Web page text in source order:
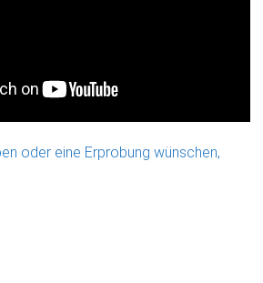
oder eine Erprobung wünschen,